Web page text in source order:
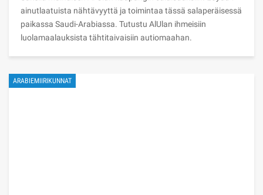
ainutlaatuista nähtävyyttä ja toimintaa tässä salaperäisessä
paikassa Saudi-Arabiassa. Tutustu AlUlan ihmeisiin
luolamaalauksista tähtitaivaisiin autiomaahan.
ARABIEMIIRIKUNNAT